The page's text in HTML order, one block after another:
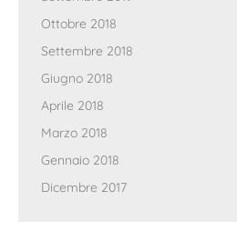
Ottobre 2018
Settembre 2018
Giugno 2018
Aprile 2018
Marzo 2018
Gennaio 2018
Dicembre 2017